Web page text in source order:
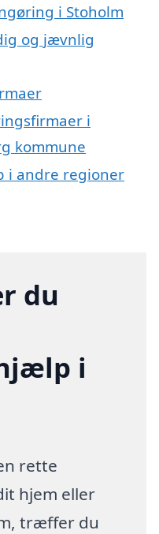
i Stoholm
og jævnlig
i
kommune
i andre regioner
du
i
rette
hjem eller
træffer du